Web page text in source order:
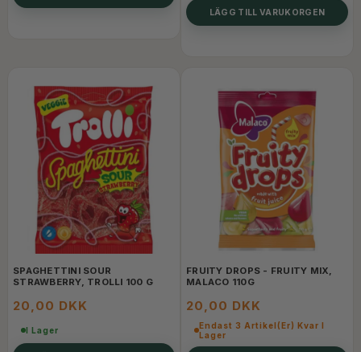
LÄGG TILL VARUKORGEN
SPAGHETTINI SOUR
STRAWBERRY, TROLLI 100 G
20,00 DKK
I Lager
FRUITY DROPS - FRUITY MIX,
MALACO 110G
20,00 DKK
Endast 3 Artikel(er) Kvar I
Lager